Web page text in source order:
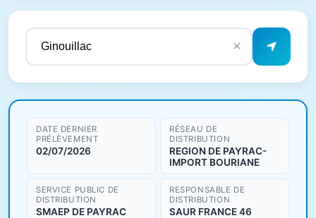
✕
Résultats de qualité de l'eau
DATE DERNIER
PRÉLÈVEMENT
02/07/2026
RÉSEAU DE
DISTRIBUTION
REGION DE PAYRAC-
IMPORT BOURIANE
SERVICE PUBLIC DE
DISTRIBUTION
SMAEP DE PAYRAC
RESPONSABLE DE
DISTRIBUTION
SAUR FRANCE 46